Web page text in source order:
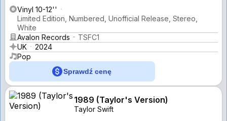
Vinyl 10-12''
Limited Edition, Numbered, Unofficial Release, Stereo,
White
Avalon Records
TSFC1
UK
2024
Pop
Sprawdź cenę
1989 (Taylor's Version)
Taylor Swift